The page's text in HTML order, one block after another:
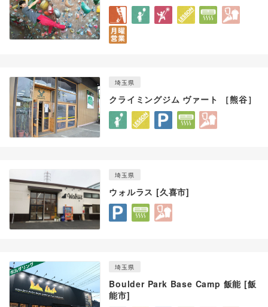
埼玉県
クライミングジム ヴァート ［熊谷］
埼玉県
ウォルラス [久喜市]
埼玉県
Boulder Park Base Camp 飯能 [飯
能市]